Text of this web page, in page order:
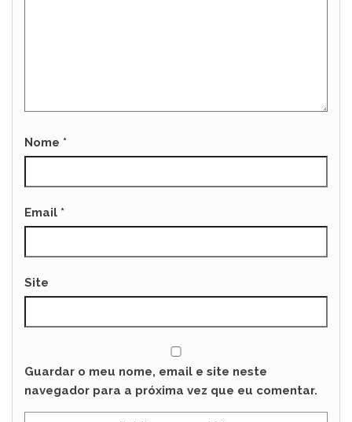
Nome *
Email *
Site
Guardar o meu nome, email e site neste
navegador para a próxima vez que eu comentar.